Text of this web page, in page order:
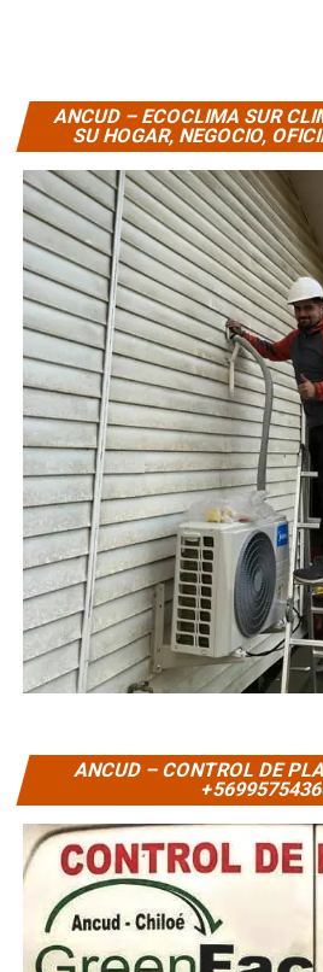
ANCUD – ECOCLIMA SUR
SU HOGAR, NEGOCIO,
ANCUD – CONTROL DE